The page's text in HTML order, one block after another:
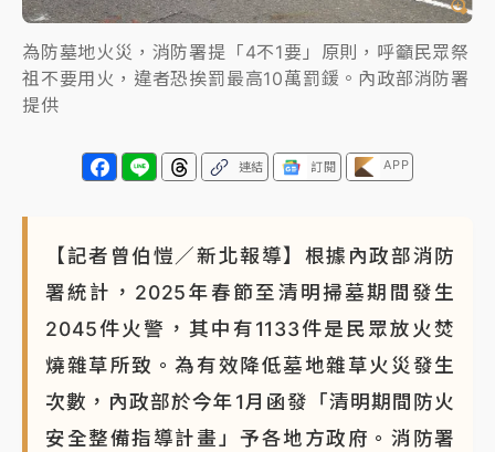
雨不穩定」
周末精選｜ 苯駢芘無安全攝取值！致癌苦茶油下肚 毒
物醫籲多吃蔬果代謝
究！遭監委質疑
周末精選｜ 鎢業董座離奇命喪豪宅！檢警3方向追出前
員工犯案 破案關鍵曝
為防墓地火災，消防署提「4不1要」原則，呼籲民眾祭
祖不要用火，違者恐挨罰最高10萬罰鍰。內政部消防署
提供
連結 訂閱 APP
【記者曾伯愷／新北報導】根據內政部消防
署統計，2025年春節至清明掃墓期間發生
2045件火警，其中有1133件是民眾放火焚
燒雜草所致。為有效降低墓地雜草火災發生
次數，內政部於今年1月函發「清明期間防火
安全整備指導計畫」予各地方政府。消防署